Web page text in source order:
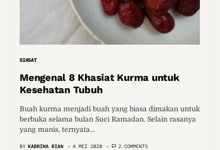
SIASAT
Mengenal 8 Khasiat Kurma untuk
Kesehatan Tubuh
Buah kurma menjadi buah yang biasa dimakan untuk
berbuka selama bulan Suci Ramadan. Selain rasanya
yang manis, ternyata…
BY KABRINA RIAN 4 MEI 2020 2 COMMENTS